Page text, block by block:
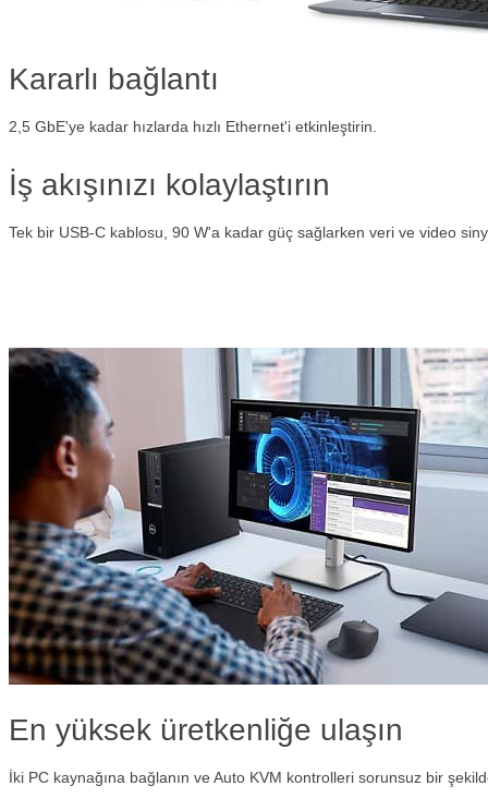
Kararlı bağlantı
2,5 GbE'ye kadar hızlarda hızlı Ethernet'i etkinleştirin.
İş akışınızı kolaylaştırın
Tek bir USB-C kablosu, 90 W'a kadar güç sağlarken veri ve video
En yüksek üretkenliğe ulaşın
İki PC kaynağına bağlanın ve Auto KVM kontrolleri sorunsuz bir